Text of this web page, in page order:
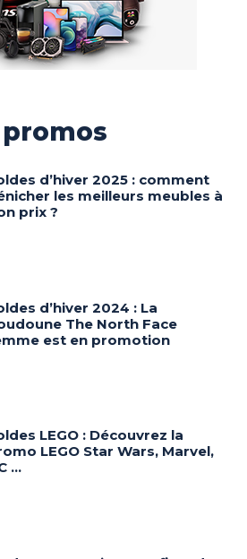
d’hiver 2025 : comment
les meilleurs meubles à
prix ?
d’hiver 2024 : La
The North Face
est en promotion
LEGO : Découvrez la
LEGO Star Wars, Marvel,
…